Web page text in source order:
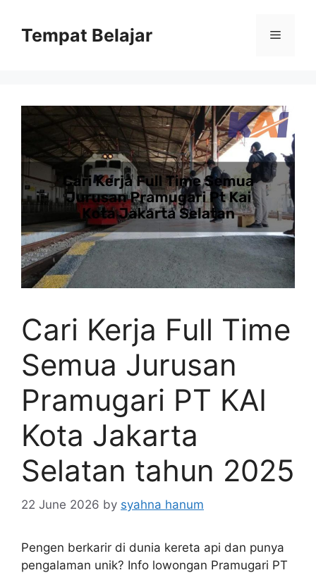
contentTempat Belajar Menu
Cari Kerja Full Time
Semua Jurusan
Pramugari PT KAI
Kota Jakarta
Selatan tahun 2025
22 June 2026 by syahna hanum
Pengen berkarir di dunia kereta api dan punya
pengalaman unik? Info lowongan Pramugari PT